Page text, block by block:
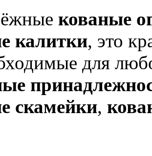
кованые
калитки, это
для
скамейки,